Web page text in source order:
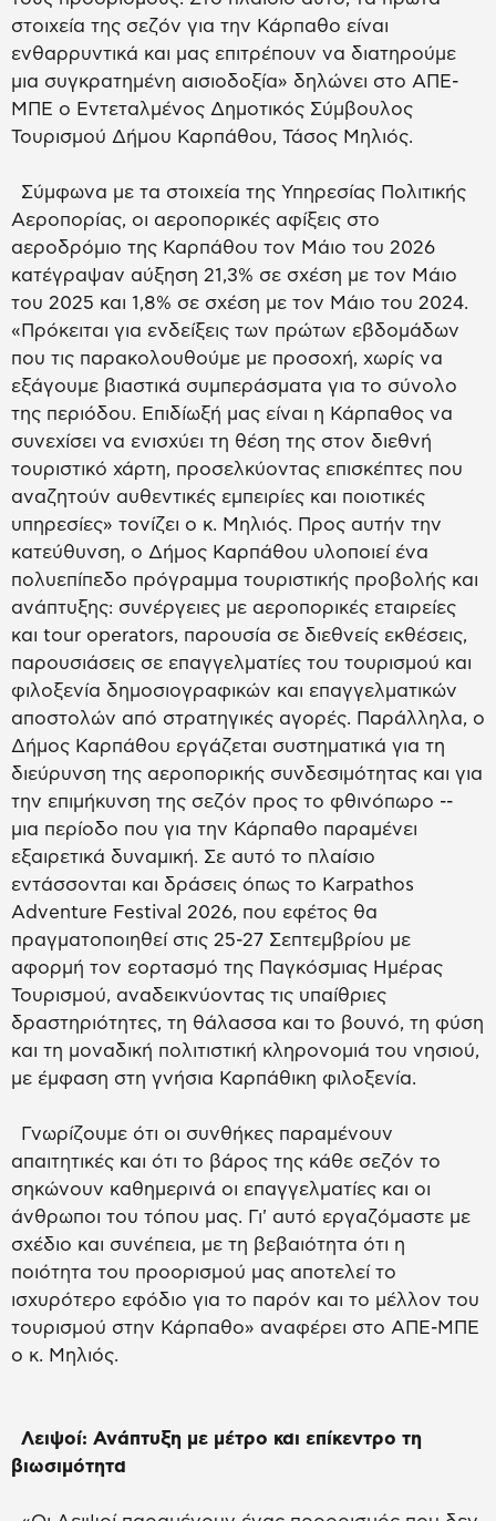
στοιχεία της σεζόν για την Κάρπαθο είναι
ενθαρρυντικά και μας επιτρέπουν να διατηρούμε
μια συγκρατημένη αισιοδοξία» δηλώνει στο ΑΠΕ-
ΜΠΕ ο Εντεταλμένος Δημοτικός Σύμβουλος
Τουρισμού Δήμου Καρπάθου, Τάσος Μηλιός.
Σύμφωνα με τα στοιχεία της Υπηρεσίας Πολιτικής
Αεροπορίας, οι αεροπορικές αφίξεις στο
αεροδρόμιο της Καρπάθου τον Μάιο του 2026
κατέγραψαν αύξηση 21,3% σε σχέση με τον Μάιο
του 2025 και 1,8% σε σχέση με τον Μάιο του 2024.
«Πρόκειται για ενδείξεις των πρώτων εβδομάδων
που τις παρακολουθούμε με προσοχή, χωρίς να
εξάγουμε βιαστικά συμπεράσματα για το σύνολο
της περιόδου. Επιδίωξή μας είναι η Κάρπαθος να
συνεχίσει να ενισχύει τη θέση της στον διεθνή
τουριστικό χάρτη, προσελκύοντας επισκέπτες που
αναζητούν αυθεντικές εμπειρίες και ποιοτικές
υπηρεσίες» τονίζει ο κ. Μηλιός. Προς αυτήν την
κατεύθυνση, ο Δήμος Καρπάθου υλοποιεί ένα
πολυεπίπεδο πρόγραμμα τουριστικής προβολής και
ανάπτυξης: συνέργειες με αεροπορικές εταιρείες
και tour operators, παρουσία σε διεθνείς εκθέσεις,
παρουσιάσεις σε επαγγελματίες του τουρισμού και
φιλοξενία δημοσιογραφικών και επαγγελματικών
αποστολών από στρατηγικές αγορές. Παράλληλα, ο
Δήμος Καρπάθου εργάζεται συστηματικά για τη
διεύρυνση της αεροπορικής συνδεσιμότητας και για
την επιμήκυνση της σεζόν προς το φθινόπωρο --
μια περίοδο που για την Κάρπαθο παραμένει
εξαιρετικά δυναμική. Σε αυτό το πλαίσιο
εντάσσονται και δράσεις όπως το Karpathos
Adventure Festival 2026, που εφέτος θα
πραγματοποιηθεί στις 25-27 Σεπτεμβρίου με
αφορμή τον εορτασμό της Παγκόσμιας Ημέρας
Τουρισμού, αναδεικνύοντας τις υπαίθριες
δραστηριότητες, τη θάλασσα και το βουνό, τη φύση
και τη μοναδική πολιτιστική κληρονομιά του νησιού,
με έμφαση στη γνήσια Καρπάθικη φιλοξενία.
Γνωρίζουμε ότι οι συνθήκες παραμένουν
απαιτητικές και ότι το βάρος της κάθε σεζόν το
σηκώνουν καθημερινά οι επαγγελματίες και οι
άνθρωποι του τόπου μας. Γι' αυτό εργαζόμαστε με
σχέδιο και συνέπεια, με τη βεβαιότητα ότι η
ποιότητα του προορισμού μας αποτελεί το
ισχυρότερο εφόδιο για το παρόν και το μέλλον του
τουρισμού στην Κάρπαθο» αναφέρει στο ΑΠΕ-ΜΠΕ
ο κ. Μηλιός.
Λειψοί: Ανάπτυξη με μέτρο και επίκεντρο τη
βιωσιμότητα